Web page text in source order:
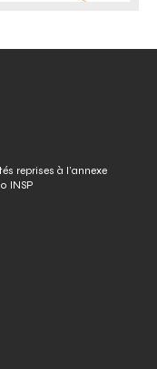
reprises à l’annexe
INSP